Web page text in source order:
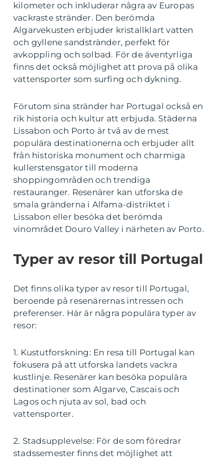
kilometer och inkluderar några av Europas
vackraste stränder. Den berömda
Algarvekusten erbjuder kristallklart vatten
och gyllene sandstränder, perfekt för
avkoppling och solbad. För de äventyrliga
finns det också möjlighet att prova på olika
vattensporter som surfing och dykning.
Förutom sina stränder har Portugal också en
rik historia och kultur att erbjuda. Städerna
Lissabon och Porto är två av de mest
populära destinationerna och erbjuder allt
från historiska monument och charmiga
kullerstensgator till moderna
shoppingområden och trendiga
restauranger. Resenärer kan utforska de
smala gränderna i Alfama-distriktet i
Lissabon eller besöka det berömda
vinområdet Douro Valley i närheten av Porto.
Typer av resor till Portugal
Det finns olika typer av resor till Portugal,
beroende på resenärernas intressen och
preferenser. Här är några populära typer av
resor:
1. Kustutforskning: En resa till Portugal kan
fokusera på att utforska landets vackra
kustlinje. Resenärer kan besöka populära
destinationer som Algarve, Cascais och
Lagos och njuta av sol, bad och
vattensporter.
2. Stadsupplevelse: För de som föredrar
stadssemester finns det möjlighet att